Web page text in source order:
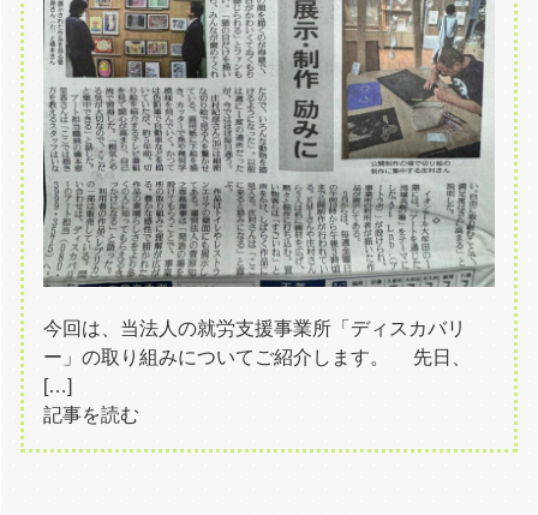
今回は、当法人の就労支援事業所「ディスカバリ
ー」の取り組みについてご紹介します。 先日、
[…]
記事を読む